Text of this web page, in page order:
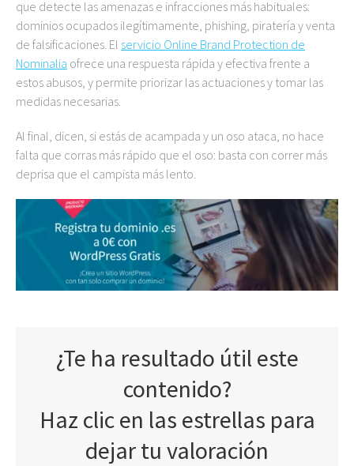
que detecte las amenazas e infracciones más habituales:
dominios ocupados ilegítimamente, phishing, piratería y venta
de falsificaciones. El servicio Online Brand Protection de
Nominalia ofrece una respuesta rápida y efectiva frente a
estos abusos, y permite priorizar las actuaciones y tomar las
medidas necesarias.
Al final, dicen, si estás de acampada y un oso ataca, no hace
falta que corras más rápido que el oso: basta con correr más
deprisa que el campista más lento.
¿Te ha resultado útil este
contenido?
Haz clic en las estrellas para
dejar tu valoración